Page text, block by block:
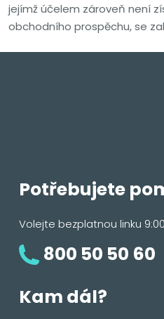
jejímž účelem zároveň není
obchodního prospěchu, se
Potřebujete
Volejte bezplatnou linku
800 50 50 60
Kam dál?